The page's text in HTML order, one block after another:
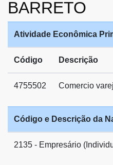
BARRETO
Atividade Econômica
Código Descrição
4755502 Comercio
Código e Descrição da
2135 - Empresário